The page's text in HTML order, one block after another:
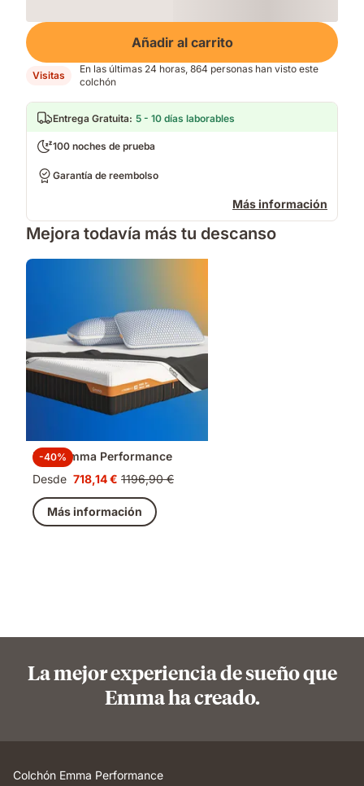
Loading
Añadir al carrito
Visitas
En las últimas 24 horas, 864 personas han visto este
colchón
Entrega Gratuita: 5 - 10 días laborables
100 noches de prueba
Garantía de reembolso
Más información
Mejora todavía más tu descanso
-40%
Pack Emma Performance
Desde Precio
718,14 €
718,14 € Precio
original
1196,90 €
1196,90 €
Más información
La mejor experiencia de sueño que
Emma ha creado.
Colchón Emma Performance